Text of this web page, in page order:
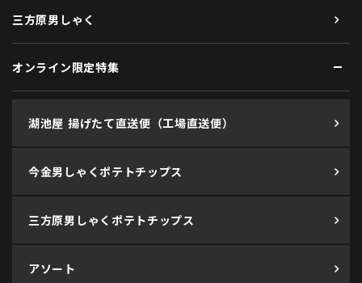
三方原男しゃく
オンライン限定特集
湖池屋 揚げたて直送便（工場直送便）
今金男しゃくポテトチップス
三方原男しゃくポテトチップス
アソート